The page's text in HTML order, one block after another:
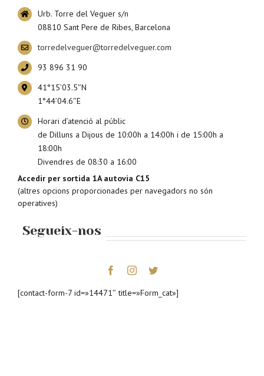
Urb. Torre del Veguer s/n
08810 Sant Pere de Ribes, Barcelona
torredelveguer@torredelveguer.com
93 896 31 90
41°15’03.5″N
1°44’04.6″E
Horari d’atenció al públic
de Dilluns a Dijous de 10:00h a 14:00h i de 15:00h a
18:00h
Divendres de 08:30 a 16:00
Accedir per sortida 1A autovia C15
(altres opcions proporcionades per navegadors no són
operatives)
Segueix-nos
[contact-form-7 id=»14471″ title=»Form_cat»]